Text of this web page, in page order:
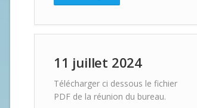
11 juillet 2024
Télécharger ci dessous le fichier
PDF de la réunion du bureau.